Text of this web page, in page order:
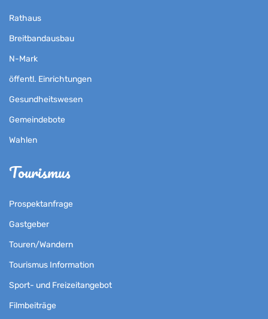
Rathaus
Breitbandausbau
N-Mark
öffentl. Einrichtungen
Gesundheitswesen
Gemeindebote
Wahlen
Tourismus
Prospektanfrage
Gastgeber
Touren/Wandern
Tourismus Information
Sport- und Freizeitangebot
Filmbeiträge